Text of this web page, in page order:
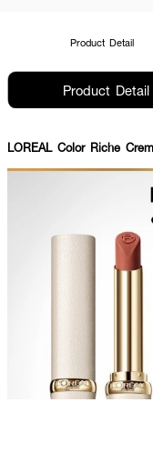
Product Detail
Product Detail
LOREAL Color Riche